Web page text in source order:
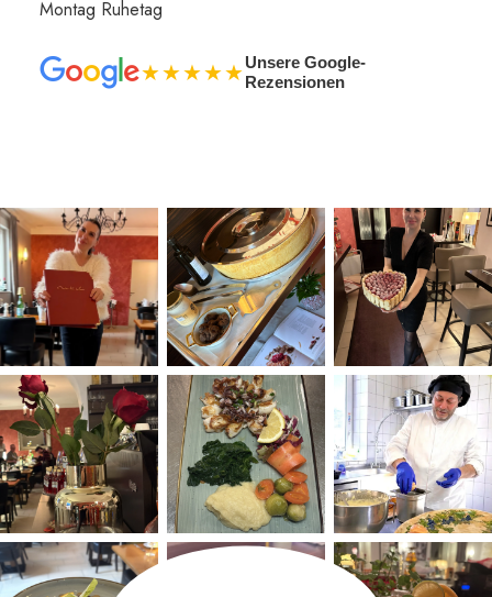
Montag Ruhetag
★★★★★Unsere Google-
Rezensionen